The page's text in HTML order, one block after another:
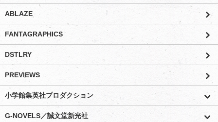
ABLAZE
FANTAGRAPHICS
DSTLRY
PREVIEWS
小学館集英社プロダクション
G-NOVELS／誠文堂新光社